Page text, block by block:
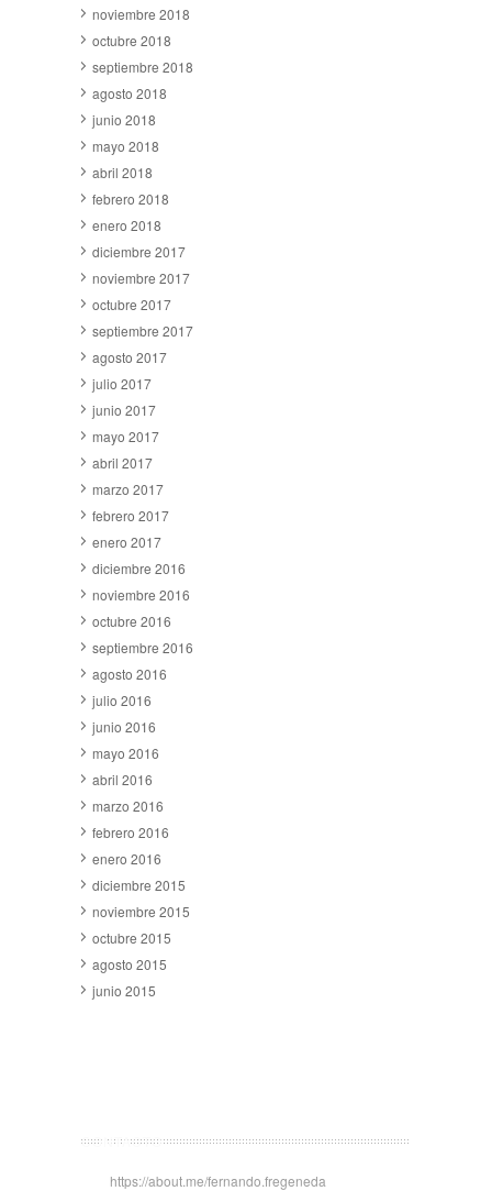
noviembre 2018
octubre 2018
septiembre 2018
agosto 2018
junio 2018
mayo 2018
abril 2018
febrero 2018
enero 2018
diciembre 2017
noviembre 2017
octubre 2017
septiembre 2017
agosto 2017
julio 2017
junio 2017
mayo 2017
abril 2017
marzo 2017
febrero 2017
enero 2017
diciembre 2016
noviembre 2016
octubre 2016
septiembre 2016
agosto 2016
julio 2016
junio 2016
mayo 2016
abril 2016
marzo 2016
febrero 2016
enero 2016
diciembre 2015
noviembre 2015
octubre 2015
agosto 2015
junio 2015
CONTACTO
https://about.me/fernando.fregeneda